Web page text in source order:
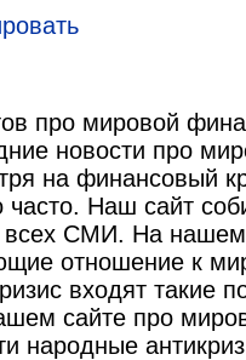
про мировой
новости про
на финансовый
часто. Наш сайт
СМИ. На нашем
отношение к
входят такие
сайте про
народные